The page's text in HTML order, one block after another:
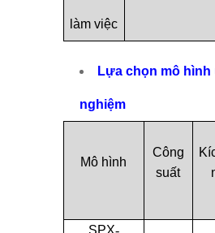
làm việc
Lựa chọn mô hình
nghiệm
Mô hình
Công
suất
SPX-